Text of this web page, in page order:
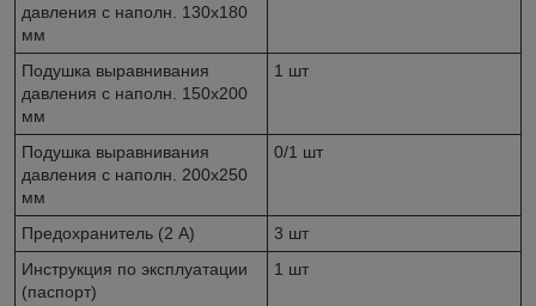
давления с наполн. 130х180
мм
Подушка выравнивания
давления с наполн. 150х200
мм
1 шт
Подушка выравнивания
давления с наполн. 200х250
мм
0/1 шт
Предохранитель (2 А)
3 шт
Инструкция по эксплуатации
(паспорт)
1 шт